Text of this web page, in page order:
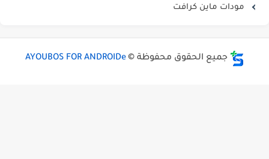
مودات ماين كرافت
جميع الحقوق محفوظة © AYOUBOS FOR ANDROIDe